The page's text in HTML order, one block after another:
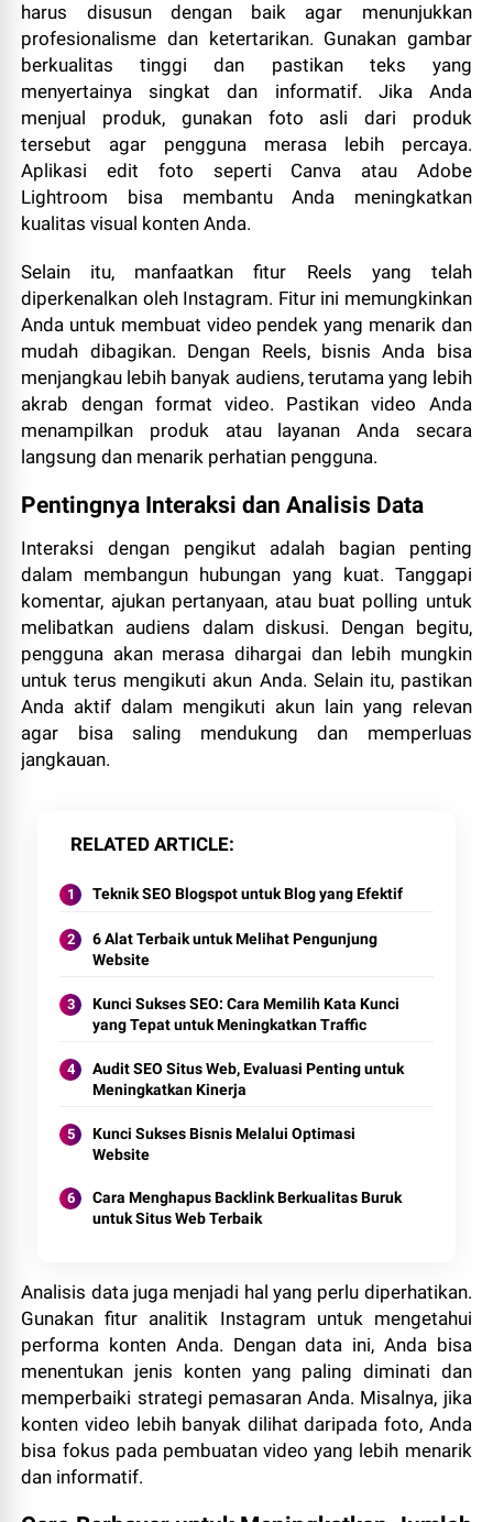
harus disusun dengan baik agar menunjukkan
profesionalisme dan ketertarikan. Gunakan gambar
berkualitas tinggi dan pastikan teks yang
menyertainya singkat dan informatif. Jika Anda
menjual produk, gunakan foto asli dari produk
tersebut agar pengguna merasa lebih percaya.
Aplikasi edit foto seperti Canva atau Adobe
Lightroom bisa membantu Anda meningkatkan
kualitas visual konten Anda.
Selain itu, manfaatkan fitur Reels yang telah
diperkenalkan oleh Instagram. Fitur ini memungkinkan
Anda untuk membuat video pendek yang menarik dan
mudah dibagikan. Dengan Reels, bisnis Anda bisa
menjangkau lebih banyak audiens, terutama yang lebih
akrab dengan format video. Pastikan video Anda
menampilkan produk atau layanan Anda secara
langsung dan menarik perhatian pengguna.
Pentingnya Interaksi dan Analisis Data
Interaksi dengan pengikut adalah bagian penting
dalam membangun hubungan yang kuat. Tanggapi
komentar, ajukan pertanyaan, atau buat polling untuk
melibatkan audiens dalam diskusi. Dengan begitu,
pengguna akan merasa dihargai dan lebih mungkin
untuk terus mengikuti akun Anda. Selain itu, pastikan
Anda aktif dalam mengikuti akun lain yang relevan
agar bisa saling mendukung dan memperluas
jangkauan.
RELATED ARTICLE
Teknik SEO Blogspot untuk Blog yang Efektif
6 Alat Terbaik untuk Melihat Pengunjung
Website
Kunci Sukses SEO: Cara Memilih Kata Kunci
yang Tepat untuk Meningkatkan Traffic
Audit SEO Situs Web, Evaluasi Penting untuk
Meningkatkan Kinerja
Kunci Sukses Bisnis Melalui Optimasi
Website
Cara Menghapus Backlink Berkualitas Buruk
untuk Situs Web Terbaik
Analisis data juga menjadi hal yang perlu diperhatikan.
Gunakan fitur analitik Instagram untuk mengetahui
performa konten Anda. Dengan data ini, Anda bisa
menentukan jenis konten yang paling diminati dan
memperbaiki strategi pemasaran Anda. Misalnya, jika
konten video lebih banyak dilihat daripada foto, Anda
bisa fokus pada pembuatan video yang lebih menarik
dan informatif.